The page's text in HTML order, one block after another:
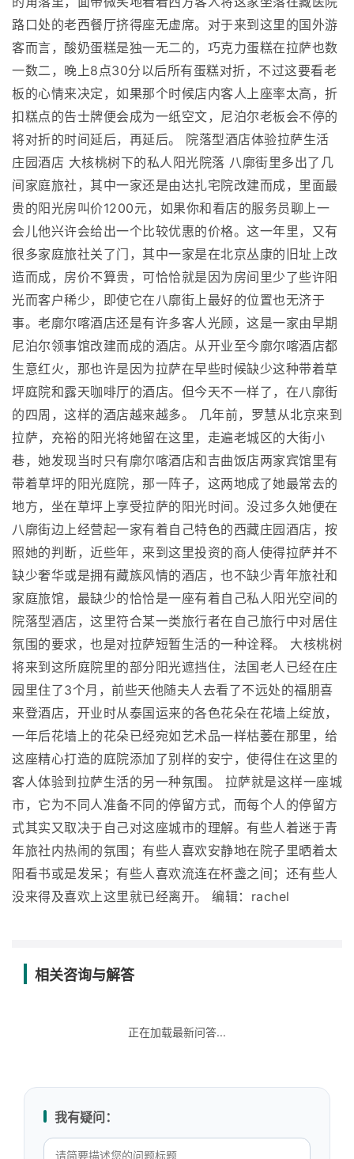
路口处的老西餐厅挤得座无虚席。对于来到这里的国外游
客而言，酸奶蛋糕是独一无二的，巧克力蛋糕在拉萨也数
一数二，晚上8点30分以后所有蛋糕对折，不过这要看老
板的心情来决定，如果那个时候店内客人上座率太高，折
扣糕点的告士牌便会成为一纸空文，尼泊尔老板会不停的
将对折的时间延后，再延后。 院落型酒店体验拉萨生活
庄园酒店 大核桃树下的私人阳光院落 八廓街里多出了几
间家庭旅社，其中一家还是由达扎宅院改建而成，里面最
贵的阳光房叫价1200元，如果你和看店的服务员聊上一
会儿他兴许会给出一个比较优惠的价格。这一年里，又有
很多家庭旅社关了门，其中一家是在北京丛康的旧址上改
造而成，房价不算贵，可恰恰就是因为房间里少了些许阳
光而客户稀少，即使它在八廓街上最好的位置也无济于
事。老廓尔喀酒店还是有许多客人光顾，这是一家由早期
尼泊尔领事馆改建而成的酒店。从开业至今廓尔喀酒店都
生意红火，那也许是因为拉萨在早些时候缺少这种带着草
坪庭院和露天咖啡厅的酒店。但今天不一样了，在八廓街
的四周，这样的酒店越来越多。 几年前，罗慧从北京来到
拉萨，充裕的阳光将她留在这里，走遍老城区的大街小
巷，她发现当时只有廓尔喀酒店和吉曲饭店两家宾馆里有
带着草坪的阳光庭院，那一阵子，这两地成了她最常去的
地方，坐在草坪上享受拉萨的阳光时间。没过多久她便在
八廓街边上经营起一家有着自己特色的西藏庄园酒店，按
照她的判断，近些年，来到这里投资的商人使得拉萨并不
缺少奢华或是拥有藏族风情的酒店，也不缺少青年旅社和
家庭旅馆，最缺少的恰恰是一座有着自己私人阳光空间的
院落型酒店，这里符合某一类旅行者在自己旅行中对居住
氛围的要求，也是对拉萨短暂生活的一种诠释。 大核桃树
将来到这所庭院里的部分阳光遮挡住，法国老人已经在庄
园里住了3个月，前些天他随夫人去看了不远处的福朋喜
来登酒店，开业时从泰国运来的各色花朵在花墙上绽放，
一年后花墙上的花朵已经宛如艺术品一样枯萎在那里，给
这座精心打造的庭院添加了别样的安宁，使得住在这里的
客人体验到拉萨生活的另一种氛围。 拉萨就是这样一座城
市，它为不同人准备不同的停留方式，而每个人的停留方
式其实又取决于自己对这座城市的理解。有些人着迷于青
年旅社内热闹的氛围；有些人喜欢安静地在院子里晒着太
阳看书或是发呆；有些人喜欢流连在杯盏之间；还有些人
没来得及喜欢上这里就已经离开。 编辑：rachel
相关咨询与解答
正在加载最新问答...
我有疑问：